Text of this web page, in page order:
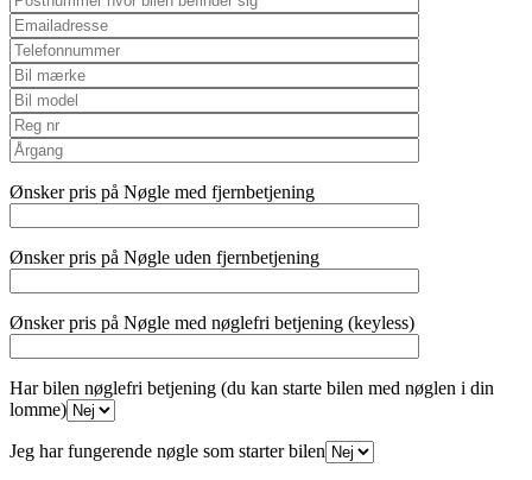
Ønsker pris på Nøgle med fjernbetjening
Ønsker pris på Nøgle uden fjernbetjening
Ønsker pris på Nøgle med nøglefri betjening (keyless)
Har bilen nøglefri betjening (du kan starte bilen med nøglen i din
lomme)
Jeg har fungerende nøgle som starter bilen